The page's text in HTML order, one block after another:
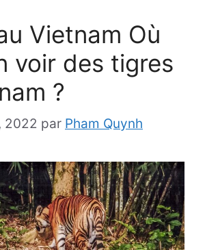
Vietnam Où
voir des tigres
?
2022 par Pham Quynh